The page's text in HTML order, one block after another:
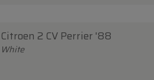
Citroen 2 CV Perrier '88
White